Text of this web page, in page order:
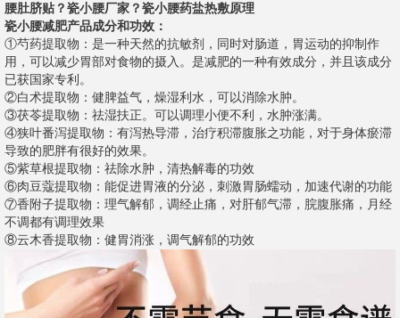
腰肚脐贴？瓷小腰厂家？瓷小腰药盐热敷原理
瓷小腰减肥产品成分和功效：
①芍药提取物：是一种天然的抗敏剂，同时对肠道，胃运动的抑制作
用，可以减少胃部对食物的摄入。是减肥的一种有效成分，并且该成分
已获国家专利。
②白术提取物：健脾益气，燥湿利水，可以消除水肿。
③茯苓提取物：祛湿扶正。可以调理小便不利，水肿涨满。
④狭叶番泻提取物：有泻热导滞，治疗积滞腹胀之功能，对于身体瘀滞
导致的肥胖有很好的效果。
⑤紫草根提取物：祛除水肿，清热解毒的功效
⑥肉豆蔻提取物：能促进胃液的分泌，刺激胃肠蠕动，加速代谢的功能
⑦香附子提取物：理气解郁，调经止痛，对肝郁气滞，脘腹胀痛，月经
不调都有调理效果
⑧云木香提取物：健胃消涨，调气解郁的功效